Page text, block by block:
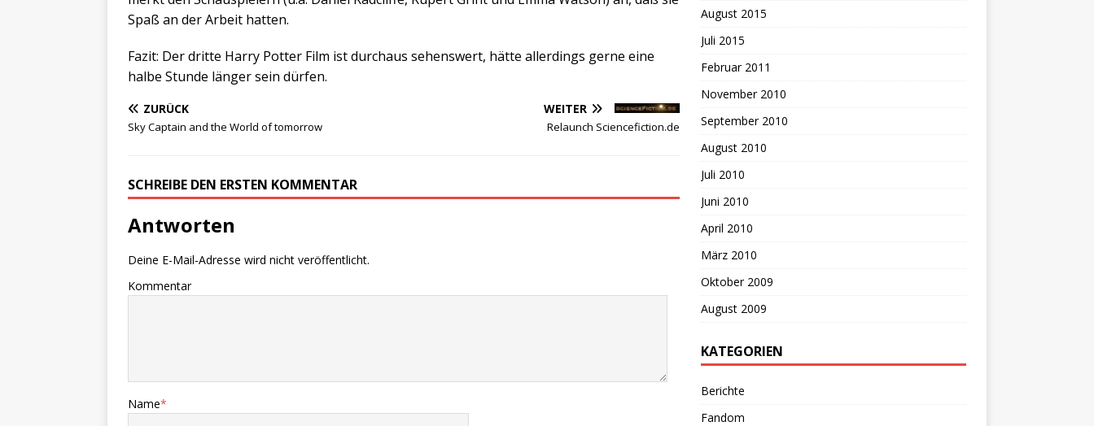
Spaß an der Arbeit hatten.
Fazit: Der dritte Harry Potter Film ist durchaus sehenswert, hätte allerdings gerne eine
halbe Stunde länger sein dürfen.
ZURÜCK
Sky Captain and the World of tomorrow
WEITER
Relaunch Sciencefiction.de
SCHREIBE DEN ERSTEN KOMMENTAR
Antworten
Deine E-Mail-Adresse wird nicht veröffentlicht.
Kommentar
Name*
August 2015
Juli 2015
Februar 2011
November 2010
September 2010
August 2010
Juli 2010
Juni 2010
April 2010
März 2010
Oktober 2009
August 2009
KATEGORIEN
Berichte
Fandom